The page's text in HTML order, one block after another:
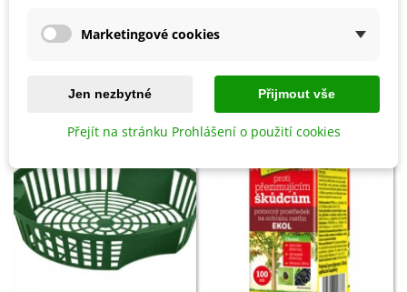
Detaily produktuMarketingové cookies
Jen nezbytné Přijmout vše
Přejít na stránku Prohlášení o použití cookies